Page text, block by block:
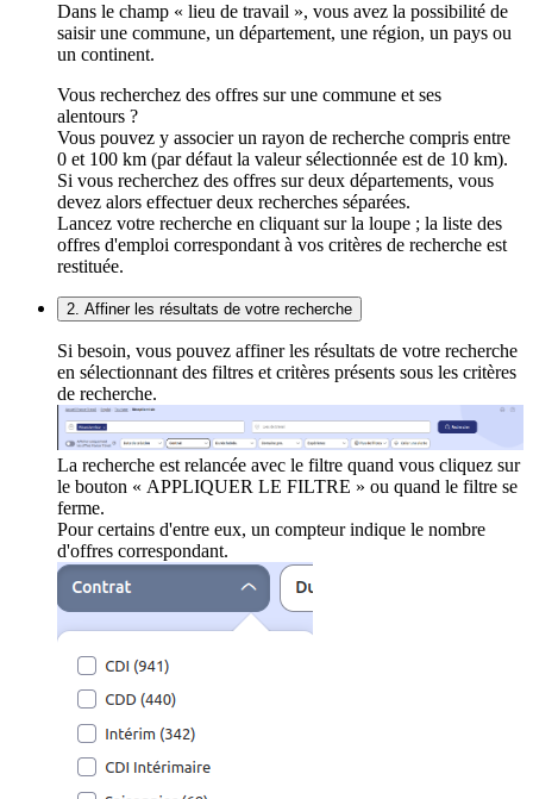
Dans le champ « lieu de travail », vous avez la possibilité de
saisir une commune, un département, une région, un pays ou
un continent.
Vous recherchez des offres sur une commune et ses
alentours ?
Vous pouvez y associer un rayon de recherche compris entre
0 et 100 km (par défaut la valeur sélectionnée est de 10 km).
Si vous recherchez des offres sur deux départements, vous
devez alors effectuer deux recherches séparées.
Lancez votre recherche en cliquant sur la loupe ; la liste des
offres d'emploi correspondant à vos critères de recherche est
restituée.
2. Affiner les résultats de votre recherche
Si besoin, vous pouvez affiner les résultats de votre recherche
en sélectionnant des filtres et critères présents sous les critères
de recherche.
La recherche est relancée avec le filtre quand vous cliquez sur
le bouton « APPLIQUER LE FILTRE » ou quand le filtre se
ferme.
Pour certains d'entre eux, un compteur indique le nombre
d'offres correspondant.